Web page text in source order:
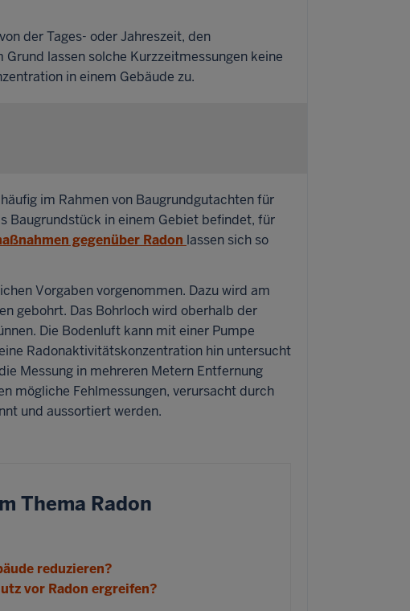
der Tages- oder Jahreszeit, den
lassen solche Kurzzeitmessungen keine
in einem Gebäude zu.
im Rahmen von Baugrundgutachten für
Baugrundstück in einem Gebiet befindet, für
gegenüber Radon lassen sich so
Vorgaben vorgenommen. Dazu wird am
gebohrt. Das Bohrloch wird oberhalb der
Die Bodenluft kann mit einer Pumpe
Radonaktivitätskonzentration hin untersucht
Messung in mehreren Metern Entfernung
mögliche Fehlmessungen, verursacht durch
und aussortiert werden.
Thema Radon
reduzieren?
vor Radon ergreifen?